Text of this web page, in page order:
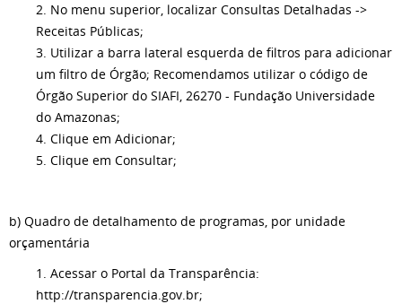
2. No menu superior, localizar Consultas Detalhadas ->
Receitas Públicas;
3. Utilizar a barra lateral esquerda de filtros para adicionar
um filtro de Órgão; Recomendamos utilizar o código de
Órgão Superior do SIAFI, 26270 - Fundação Universidade
do Amazonas;
4. Clique em Adicionar;
5. Clique em Consultar;
b) Quadro de detalhamento de programas, por unidade
orçamentária
1. Acessar o Portal da Transparência:
http://transparencia.gov.br;